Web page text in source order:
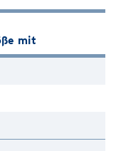
mit